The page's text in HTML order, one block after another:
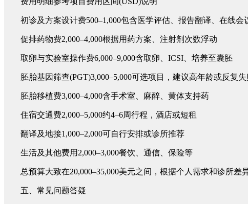
初诊及方案设计费500–1,000包含医学评估、报告翻译、在线会
促排药物费2,000–4,000根据用药方案、注射剂次数浮动
取卵与实验室操作费6,000–9,000含取卵、ICSI、培养至囊胚
胚胎基因筛查(PGT)3,000–5,000可选项目，建议高年龄或反复失
胚胎移植费3,000–4,000含手术室、麻醉、黄体支持药
住宿交通费2,000–5,000约4–6周行程，酒店或短租
翻译及地接1,000–2,000可自行安排或诊所推荐
生活及其他费用2,000–3,000餐饮、通信、保险等
总预算大致在20,000–35,000美元之间，根据个人需求和诊所差异
五、常见问题答疑